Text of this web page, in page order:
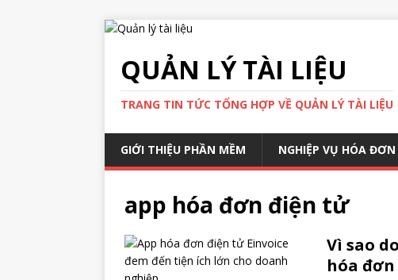
QUẢN LÝ TÀI LIỆU
TRANG TIN TỨC TỔNG HỢP VỀ QUẢN LÝ TÀI LIỆU
GIỚI THIỆU PHẦN MỀM NGHIỆP VỤ HÓA ĐƠN
app hóa đơn điện tử
Vì sao
hóa